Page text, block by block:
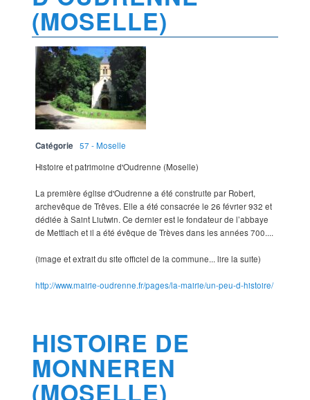
(MOSELLE)
Catégorie
57 - Moselle
Histoire et patrimoine d'Oudrenne (Moselle)
La première église d'Oudrenne a été construite par Robert,
archevêque de Trêves. Elle a été consacrée le 26 février 932 et
dédiée à Saint Liutwin. Ce dernier est le fondateur de l’abbaye
de Mettlach et il a été évêque de Trèves dans les années 700....
(image et extrait du site officiel de la commune... lire la suite)
http://www.mairie-oudrenne.fr/pages/la-mairie/un-peu-d-histoire/
HISTOIRE DE
MONNEREN
(MOSELLE)